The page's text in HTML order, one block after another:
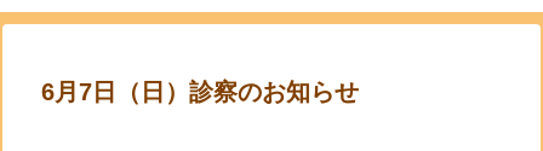
6月7日（日）診察のお知らせ